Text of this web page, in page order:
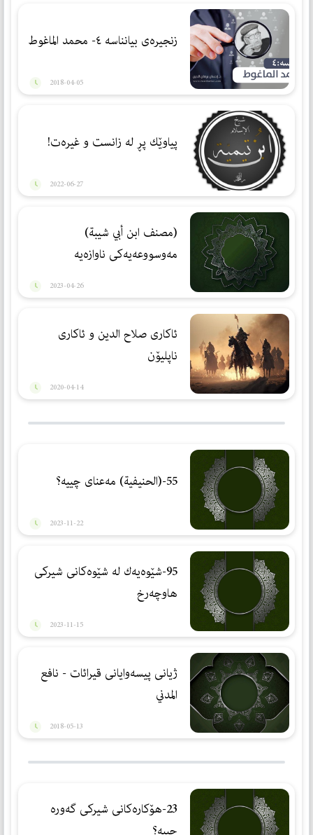
زنجیرەی بیانناسە ٤- محمد الماغوط
2018-04-05
پیاوێك پڕ لە زانست و غیرەت!
2022-06-27
(مصنف ابن أبي شیبة)
مەوسووعەیەكی ناوازەیە
2023-04-26
ئاكاری صلاح الدین و ئاكاری
ناپلیۆن
2020-04-14
55-(الحنیفیة) مەعنای چییە؟
2023-11-22
95-شێوەیەك لە شێوەكانی شیركی
هاوچەرخ
2023-11-15
ژیانی پیسەوایانی قیرائات - نافع
المدني
2018-05-13
23-هۆكارەكانی شیركی گەورە
چییە؟